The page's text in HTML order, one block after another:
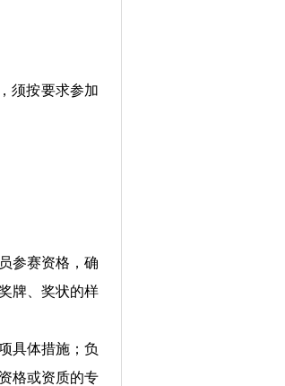
须按要求参加
参赛资格，确
牌、奖状的样
具体措施；负
格或资质的专